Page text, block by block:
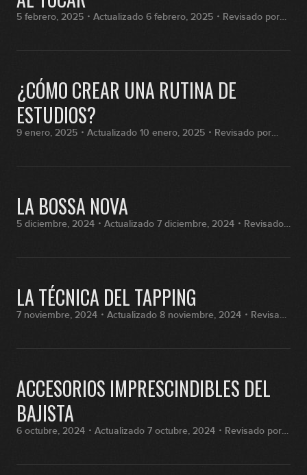
5 febrero, 2025・Actualizado 6 febrero, 2025・Revisado por
¿CÓMO CREAR UNA RUTINA DE
ESTUDIOS?
9 enero, 2025・Actualizado 10 enero, 2025・Revisado por
LA BOSSA NOVA
5 diciembre, 2024・Actualizado 7 diciembre, 2024・Revisado
LA TÉCNICA DEL TAPPING
7 noviembre, 2024・Actualizado 8 noviembre, 2024・Revisado
ACCESORIOS IMPRESCINDIBLES DEL
BAJISTA
6 octubre, 2024・Actualizado 7 octubre, 2024・Revisado por